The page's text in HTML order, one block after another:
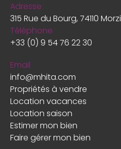
Propriétés à vendre
Location vacances
Location saison
Estimer mon bien
Faire gérer mon bien
Adresse
315 Rue du Bourg, 74110
Téléphone
+33 (0) 9 54 76 22 30
Email
info@mhita.com